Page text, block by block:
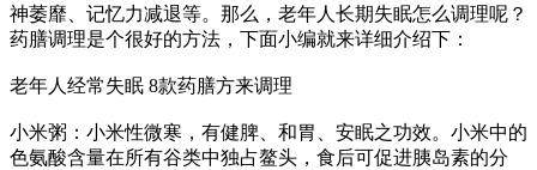
神萎靡、记忆力减退等。那么，老年人长期失眠怎么调理呢？
药膳调理是个很好的方法，下面小编就来详细介绍下：
老年人经常失眠 8款药膳方来调理
小米粥：小米性微寒，有健脾、和胃、安眠之功效。小米中的
色氨酸含量在所有谷类中独占鳌头，食后可促进胰岛素的分